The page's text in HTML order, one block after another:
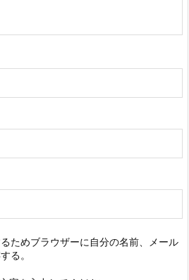
ためブラウザーに自分の名前、メール
る。